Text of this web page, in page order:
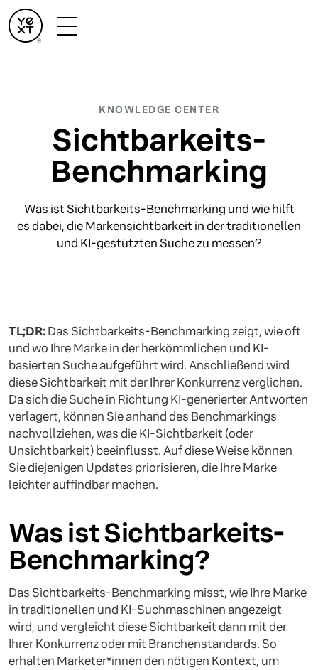
KNOWLEDGE CENTER
Sichtbarkeits-
Benchmarking
Was ist Sichtbarkeits-Benchmarking und wie hilft
es dabei, die Markensichtbarkeit in der traditionellen
und KI-gestützten Suche zu messen?
TL;DR:Das Sichtbarkeits-Benchmarking zeigt, wie oft
und wo Ihre Marke in der herkömmlichen und KI-
basierten Suche aufgeführt wird. Anschließend wird
diese Sichtbarkeit mit der Ihrer Konkurrenz verglichen.
Da sich die Suche in Richtung KI-generierter Antworten
verlagert, können Sie anhand des Benchmarkings
nachvollziehen, was die KI-Sichtbarkeit (oder
Unsichtbarkeit) beeinflusst. Auf diese Weise können
Sie diejenigen Updates priorisieren, die Ihre Marke
leichter auffindbar machen.
Was ist Sichtbarkeits-
Benchmarking?
Das Sichtbarkeits-Benchmarking misst, wie Ihre Marke
in traditionellen und KI-Suchmaschinen angezeigt
wird, und vergleicht diese Sichtbarkeit dann mit der
Ihrer Konkurrenz oder mit Branchenstandards. So
erhalten Marketer*innen den nötigen Kontext, um